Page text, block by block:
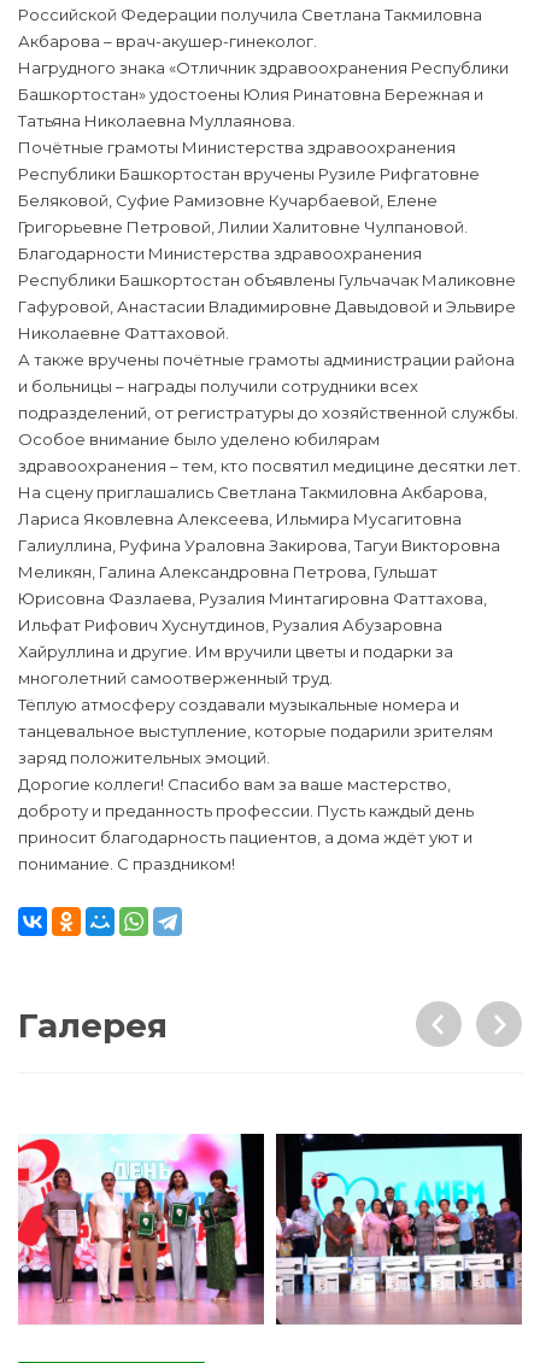
Российской Федерации получила Светлана Такмиловна
Акбарова – врач-акушер-гинеколог.
Нагрудного знака «Отличник здравоохранения Республики
Башкортостан» удостоены Юлия Ринатовна Бережная и
Татьяна Николаевна Муллаянова.
Почётные грамоты Министерства здравоохранения
Республики Башкортостан вручены Рузиле Рифгатовне
Беляковой, Суфие Рамизовне Кучарбаевой, Елене
Григорьевне Петровой, Лилии Халитовне Чулпановой.
Благодарности Министерства здравоохранения
Республики Башкортостан объявлены Гульчачак Маликовне
Гафуровой, Анастасии Владимировне Давыдовой и Эльвире
Николаевне Фаттаховой.
А также вручены почётные грамоты администрации района
и больницы – награды получили сотрудники всех
подразделений, от регистратуры до хозяйственной службы.
Особое внимание было уделено юбилярам
здравоохранения – тем, кто посвятил медицине десятки лет.
На сцену приглашались Светлана Такмиловна Акбарова,
Лариса Яковлевна Алексеева, Ильмира Мусагитовна
Галиуллина, Руфина Ураловна Закирова, Тагуи Викторовна
Меликян, Галина Александровна Петрова, Гульшат
Юрисовна Фазлаева, Рузалия Минтагировна Фаттахова,
Ильфат Рифович Хуснутдинов, Рузалия Абузаровна
Хайруллина и другие. Им вручили цветы и подарки за
многолетний самоотверженный труд.
Тёплую атмосферу создавали музыкальные номера и
танцевальное выступление, которые подарили зрителям
заряд положительных эмоций.
Дорогие коллеги! Спасибо вам за ваше мастерство,
доброту и преданность профессии. Пусть каждый день
приносит благодарность пациентов, а дома ждёт уют и
понимание. С праздником!
Галерея